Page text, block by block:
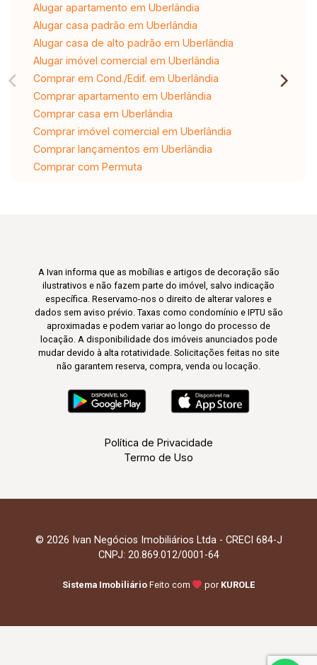
Alugar apartamento em Uberlândia
Alugar casa padrão em Uberlândia
Alugar casa de alto padrão em Uberlândia
Alugar imóvel comercial em Uberlândia
Comprar em Cond./Edif. em Uberlândia
Comprar apartamento em Uberlândia
Comprar casa em Uberlândia
Comprar imóvel comercial em Uberlândia
Comprar lançamentos em Uberlândia
Comprar com Permuta
A Ivan informa que as mobílias e artigos de decoração são
ilustrativos e não fazem parte do imóvel, salvo indicação
específica. Reservamo-nos o direito de alterar valores e
dados sem aviso prévio. Taxas como condomínio e IPTU são
aproximadas e podem variar ao longo do processo de
locação. A disponibilidade dos imóveis anunciados pode
mudar devido à alta rotatividade. Solicitações feitas no site
não garantem reserva, compra, venda ou locação.
Política de Privacidade
Termo de Uso
© 2026 Ivan Negócios Imobiliários Ltda - CRECI 684-J
CNPJ: 20.869.012/0001-64
Sistema Imobiliário Feito com por KUROLE